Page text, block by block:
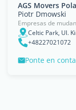
AGS Movers
Piotr Dmowski
Empresas de
+48227021072
Ponte en